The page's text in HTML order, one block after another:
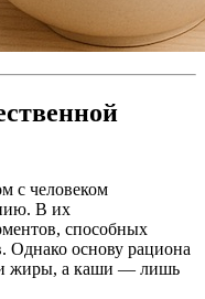
с человеком
В их
способных
Однако основу рациона
и жиры, а каши — лишь